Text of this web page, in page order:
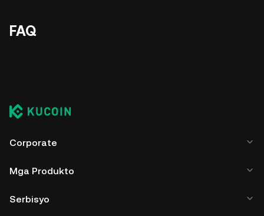
FAQ
Corporate
Mga Produkto
Serbisyo